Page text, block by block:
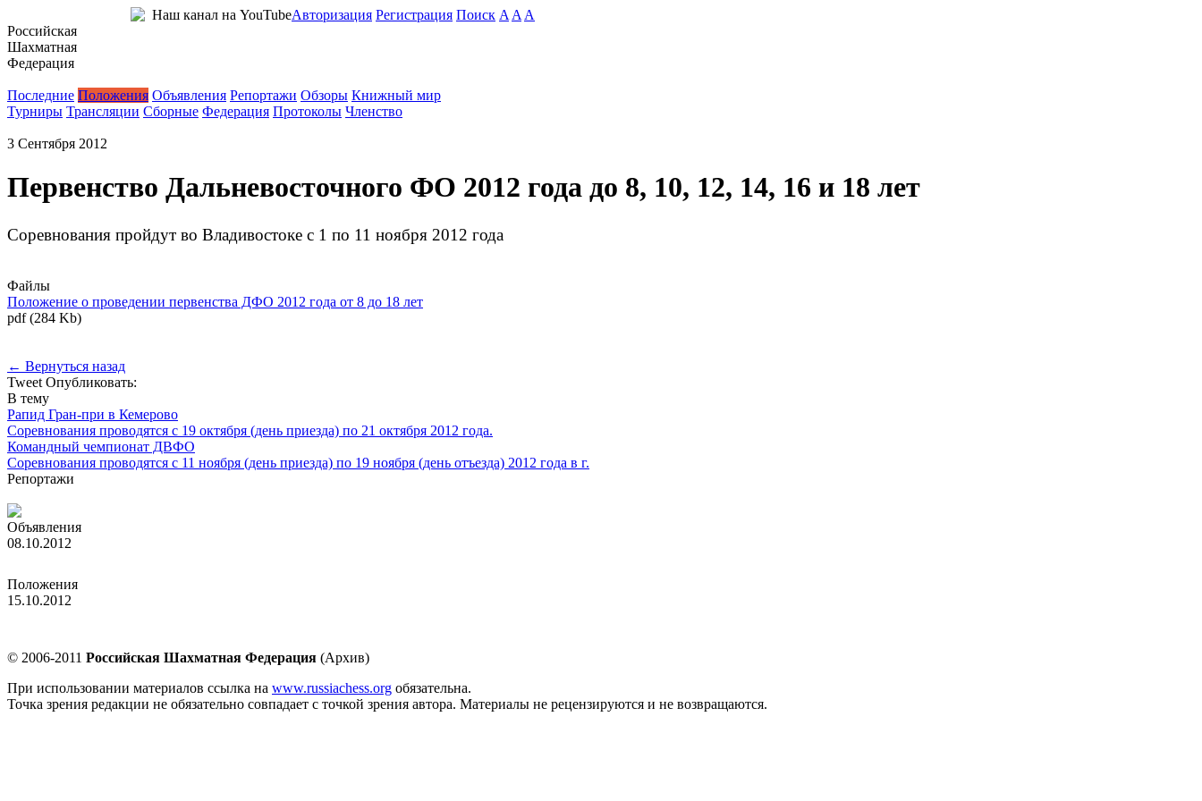
Авторизация Регистрация Поиск
Наш канал на YouTube A A A
Российская
Шахматная
Федерация
Последние Положения Объявления Репортажи Обзоры Книжный мир
Турниры Трансляции Сборные Федерация Протоколы Членство
3 Сентября 2012
Первенство Дальневосточного ФО 2012 года до 8, 10, 12, 14, 16 и 18 лет
Соревнования пройдут во Владивостоке с 1 по 11 ноября 2012 года
Файлы
Положение о проведении первенства ДФО 2012 года от 8 до 18 лет
pdf (284 Kb)
← Вернуться назад
Tweet Опубликовать:
В тему
Рапид Гран-при в Кемерово
Соревнования проводятся с 19 октября (день приезда) по 21 октября 2012 года.
Командный чемпионат ДВФО
Соревнования проводятся с 11 ноября (день приезда) по 19 ноября (день отъезда) 2012 года в г.
Репортажи
Объявления
08.10.2012
Положения
15.10.2012
© 2006-2011 Российская Шахматная Федерация (Архив)
При использовании материалов ссылка на www.russiachess.org обязательна.
Точка зрения редакции не обязательно совпадает с точкой зрения автора. Материалы не рецензируются и не возвращаются.